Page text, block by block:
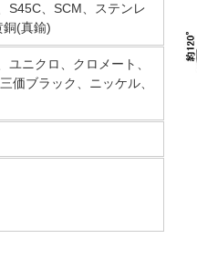
S45C、SCM、ステンレ
銅(真鍮)
ユニクロ、クロメート、
価ブラック、ニッケル、